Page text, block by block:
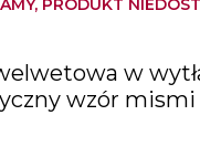
w
wzór mismi